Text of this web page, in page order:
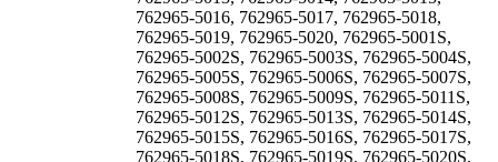
762965-5016, 762965-5017, 762965-5018,
762965-5019, 762965-5020, 762965-5001S,
762965-5002S, 762965-5003S, 762965-5004S,
762965-5005S, 762965-5006S, 762965-5007S,
762965-5008S, 762965-5009S, 762965-5011S,
762965-5012S, 762965-5013S, 762965-5014S,
762965-5015S, 762965-5016S, 762965-5017S,
762965-5018S, 762965-5019S, 762965-5020S,